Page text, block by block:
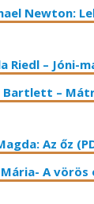
Newton:
Riedl – Jóni-
Bartlett –
Az őz
A vörös